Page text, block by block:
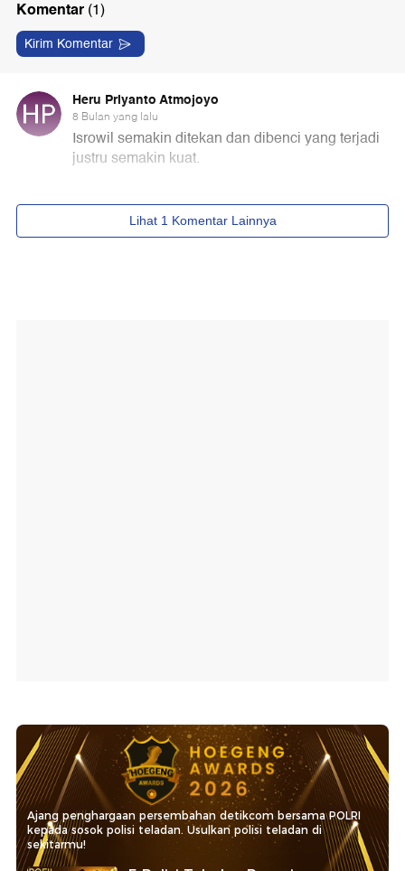
Ajang penghargaan persembahan detikcom bersama POLRI
kepada sosok polisi teladan. Usulkan polisi teladan di
sekitarmu!